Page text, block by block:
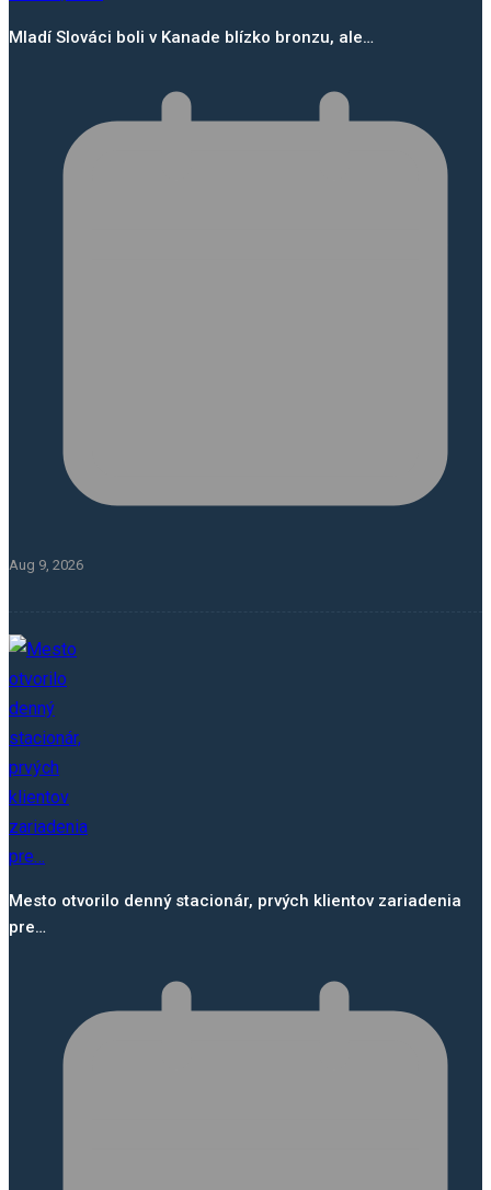
Mladí Slováci boli v Kanade blízko bronzu, ale…
Aug 9, 2026
Mesto otvorilo denný stacionár, prvých klientov zariadenia
pre…